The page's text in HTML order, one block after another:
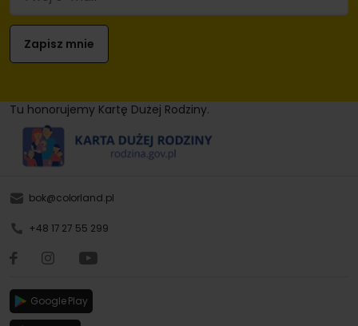
Tu honorujemy Kartę Dużej Rodziny.
bok@colorland.pl
+48 17 27 55 299
Google Play